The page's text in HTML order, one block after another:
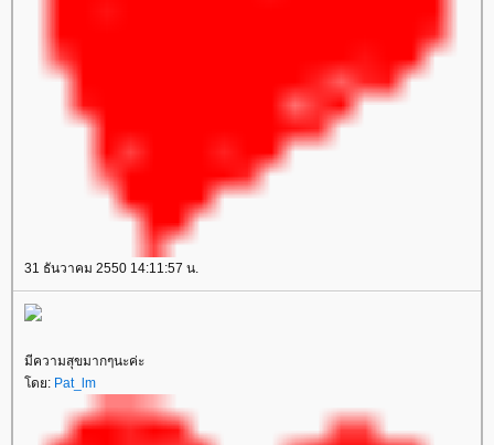
31 ธันวาคม 2550 14:11:57 น.
มีความสุขมากๆนะค่ะ
ดย: Pat_lm